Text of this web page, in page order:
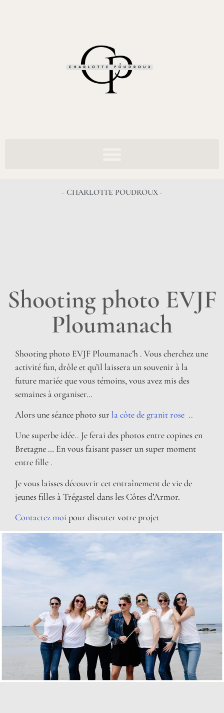
- CHARLOTTE POUDROUX -
Shooting photo EVJF
Ploumanach
Shooting photo EVJF Ploumanac’h . Vous cherchez une
activité fun, drôle et qu’il laissera un souvenir à la
future mariée que vous témoins, vous avez mis des
semaines à organiser…
Alors une séance photo sur la côte de granit rose ..
Une superbe idée.. Je ferai des photos entre copines en
Bretagne … En vous faisant passer un super moment
entre fille .
Je vous laisses découvrir cet entraînement de vie de
jeunes filles à Trégastel dans les Côtes d’Armor.
Contactez moi pour discuter votre projet